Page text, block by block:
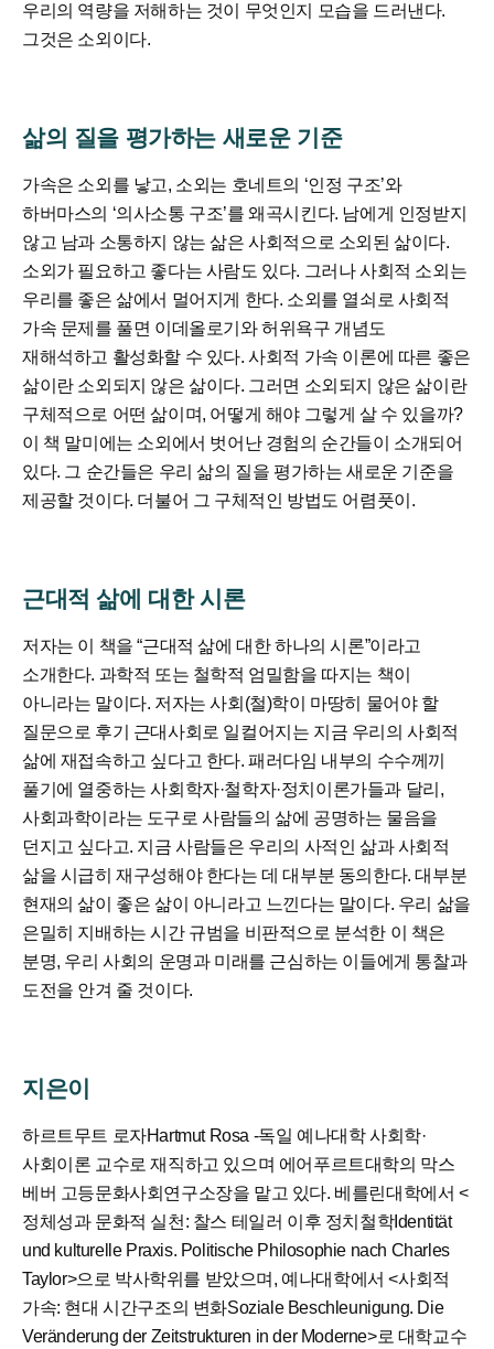
우리의 역량을 저해하는 것이 무엇인지 모습을 드러낸다.
그것은 소외이다.
삶의 질을 평가하는 새로운 기준
가속은 소외를 낳고, 소외는 호네트의 ‘인정 구조’와
하버마스의 ‘의사소통 구조’를 왜곡시킨다. 남에게 인정받지
않고 남과 소통하지 않는 삶은 사회적으로 소외된 삶이다.
소외가 필요하고 좋다는 사람도 있다. 그러나 사회적 소외는
우리를 좋은 삶에서 멀어지게 한다. 소외를 열쇠로 사회적
가속 문제를 풀면 이데올로기와 허위욕구 개념도
재해석하고 활성화할 수 있다. 사회적 가속 이론에 따른 좋은
삶이란 소외되지 않은 삶이다. 그러면 소외되지 않은 삶이란
구체적으로 어떤 삶이며, 어떻게 해야 그렇게 살 수 있을까?
이 책 말미에는 소외에서 벗어난 경험의 순간들이 소개되어
있다. 그 순간들은 우리 삶의 질을 평가하는 새로운 기준을
제공할 것이다. 더불어 그 구체적인 방법도 어렴풋이.
근대적 삶에 대한 시론
저자는 이 책을 “근대적 삶에 대한 하나의 시론”이라고
소개한다. 과학적 또는 철학적 엄밀함을 따지는 책이
아니라는 말이다. 저자는 사회(철)학이 마땅히 물어야 할
질문으로 후기 근대사회로 일컬어지는 지금 우리의 사회적
삶에 재접속하고 싶다고 한다. 패러다임 내부의 수수께끼
풀기에 열중하는 사회학자·철학자·정치이론가들과 달리,
사회과학이라는 도구로 사람들의 삶에 공명하는 물음을
던지고 싶다고. 지금 사람들은 우리의 사적인 삶과 사회적
삶을 시급히 재구성해야 한다는 데 대부분 동의한다. 대부분
현재의 삶이 좋은 삶이 아니라고 느낀다는 말이다. 우리 삶을
은밀히 지배하는 시간 규범을 비판적으로 분석한 이 책은
분명, 우리 사회의 운명과 미래를 근심하는 이들에게 통찰과
도전을 안겨 줄 것이다.
지은이
하르트무트 로자Hartmut Rosa -독일 예나대학 사회학·
사회이론 교수로 재직하고 있으며 에어푸르트대학의 막스
베버 고등문화사회연구소장을 맡고 있다. 베를린대학에서 <
정체성과 문화적 실천: 찰스 테일러 이후 정치철학Identität
und kulturelle Praxis. Politische Philosophie nach Charles
Taylor>으로 박사학위를 받았으며, 예나대학에서 <사회적
가속: 현대 시간구조의 변화Soziale Beschleunigung. Die
Veränderung der Zeitstrukturen in der Moderne>로 대학교수